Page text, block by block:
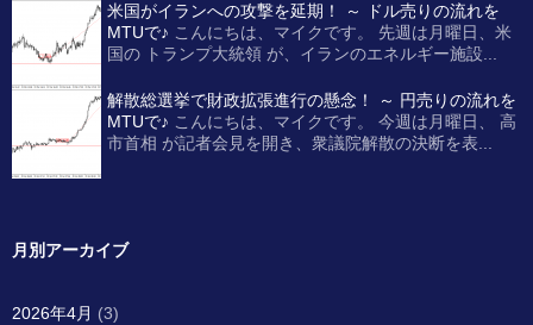
米国がイランへの攻撃を延期！ ～ ドル売りの流れを
MTUで♪ こんにちは、マイクです。 先週は月曜日、米
国の トランプ大統領 が、イランのエネルギー施設...
解散総選挙で財政拡張進行の懸念！ ～ 円売りの流れを
MTUで♪ こんにちは、マイクです。 今週は月曜日、 高
市首相 が記者会見を開き、衆議院解散の決断を表...
月別アーカイブ
2026年4月 (3)